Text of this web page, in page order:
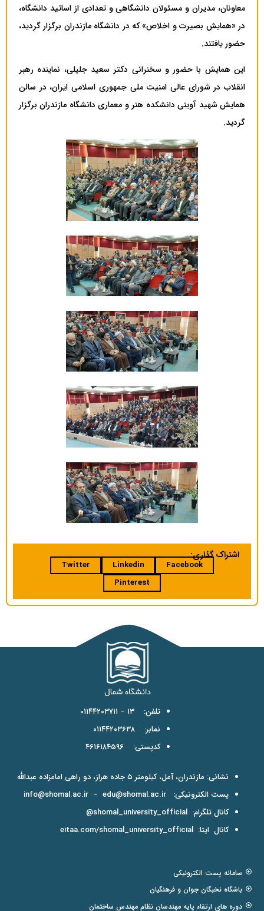
معاونان، مدیران و مسئولان دانشگاهی و تعدادی از اساتید دانشگاه،
در «همایش بصیرت و اخلاص» که در دانشگاه مازندران برگزار گردید،
حضور یافتند.
این همایش با حضور و سخنرانی دکتر سعید جلیلی، نماینده رهبر
انقلاب در شورای عالی امنیت ملی جمهوری اسلامی ایران، در سالن
همایش شهید آوینی دانشکده هنر و معماری دانشگاه مازندران برگزار
گردید.
اشتراک گذاری:
Facebook
Linkedin
Twitter
Pinterest
تلفن: ۱۳ – ۰۱۱۴۴۲۰۳۷۱۱
نمابر: ۰۱۱۴۴۲۰۳۶۳۸
کدپستی: ۴۶۱۶۱۸۴۵۹۶
نشانی: مازندران، آمل، کیلومتر ۵ جاده هراز، دو راهی امامزاده عبدالله
پست الکترونیکی:
info@shomal.ac.ir – edu@shomal.ac.ir
کانال تلگرام: shomal_university_official@
کانال ایتا: eitaa.com/shomal_university_official
سامانه پست الکترونیکی
باشگاه نخبگان جوان و فرهنگیان
دوره های ارتقاء پایه مهندسان نظام مهندس ساختمان